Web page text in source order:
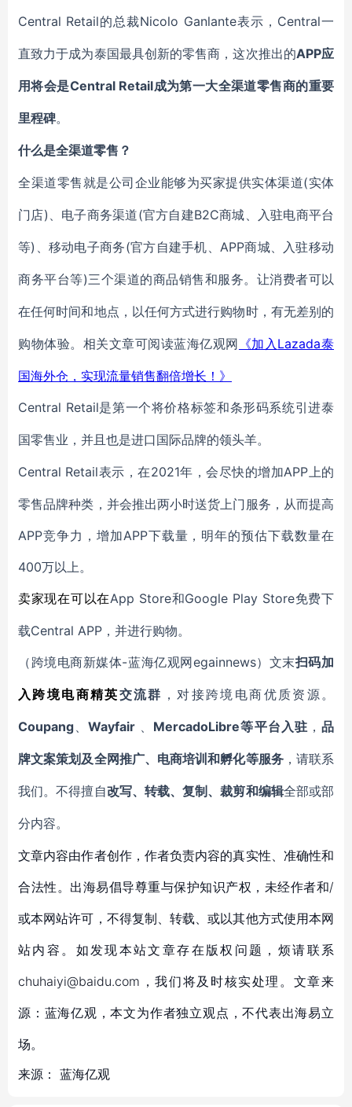
Central Retail的总裁Nicolo Ganlante表示，Central一
直致力于成为泰国最具创新的零售商，这次推出的APP应
用将会是Central Retail成为第一大全渠道零售商的重要
里程碑。
什么是全渠道零售？
全渠道零售就是公司企业能够为买家提供实体渠道(实体
门店) 、电子商务渠道(官方自建B2C商城、入驻电商平台
等) 、移动电子商务(官方自建手机、APP商城、入驻移动
商务平台等)三个渠道的商品销售和服务。让消费者可以
在任何时间和地点，以任何方式进行购物时，有无差别的
购物体验。相关文章可阅读蓝海亿观网 《加入 Lazada泰
国海外仓，实现流量销售翻倍增长！》
Central Retail是第一个将价格标签和条形码系统引进泰
国零售业，并且也是进口国际品牌的领头羊。
Central Retail表示，在2021年，会尽快的增加APP上的
零售品牌种类，并会推出两小时送货上门服务，从而提高
APP竞争力，增加APP下载量，明年的预估下载数量在
400万以上。
卖家现在可以在App Store和Google Play Store免费下
载Central APP，并进行购物。
（跨境电商新媒体-蓝海亿观网egainnews）文末扫码加
入 跨境电商精英交流群 ，对接跨境电商优质资源。
Coupang 、Wayfair MercadoLibre等平台入驻 ，品
牌文案策划及全网推广、电商培训和孵化等服务，请联系
我们。不得擅自改写、转载、复制、裁剪和编辑全部或部
分内容。
文章内容由作者创作，作者负责内容的真实性、准确性和
合法性。出海易倡导尊重与保护知识产权，未经作者和/
或本网站许可，不得复制、转载、或以其他方式使用本网
站内容。如发现本站文章存在版权问题，烦请联系
chuhaiyi@baidu.com，我们将及时核实处理。文章来
源：蓝海亿观，本文为作者独立观点，不代表出海易立
场。
来源： 蓝海亿观